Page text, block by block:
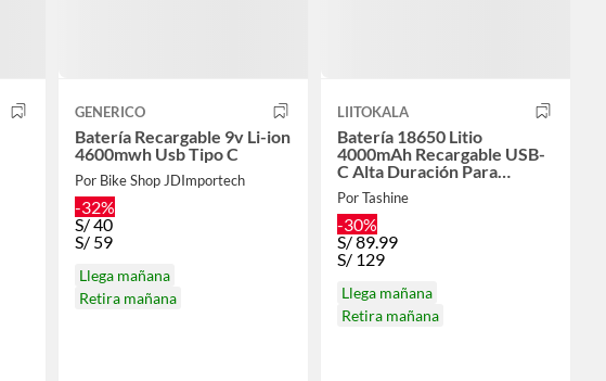
GENERICO
Batería Recargable 9v Li-ion
4600mwh Usb Tipo C
Por Bike Shop JDImportech
-32%
S/40
S/ 59
Llega mañana
Retira mañana
LIITOKALA
Batería 18650 Litio
4000mAh Recargable USB-
C Alta Duración Para
Equipos Electrónicos
Por Tashine
-30%
S/89.99
S/ 129
Llega mañana
Retira mañana